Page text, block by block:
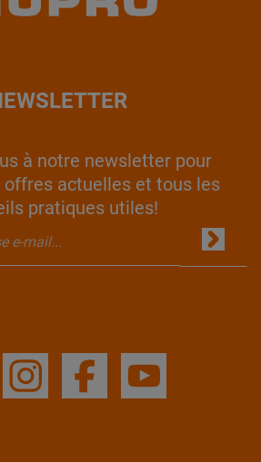
à notre newsletter pour
actuelles et tous les
pratiques utiles!